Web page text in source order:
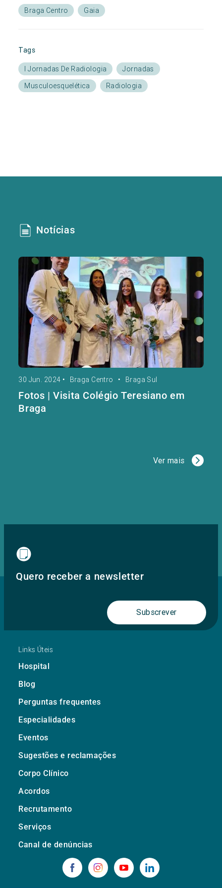
Braga Centro Gaia
Tags
I Jornadas De Radiologia
Jornadas
Musculoesquelética
Radiologia
Notícias
30 Jun. 2024 • Braga Centro • Braga Sul
Fotos | Visita Colégio Teresiano em
Braga
Ver mais
Quero receber a newsletter
Subscrever
Links Úteis
Hospital
Blog
Perguntas frequentes
Especialidades
Eventos
Sugestões e reclamações
Corpo Clínico
Acordos
Recrutamento
Serviços
Canal de denúncias